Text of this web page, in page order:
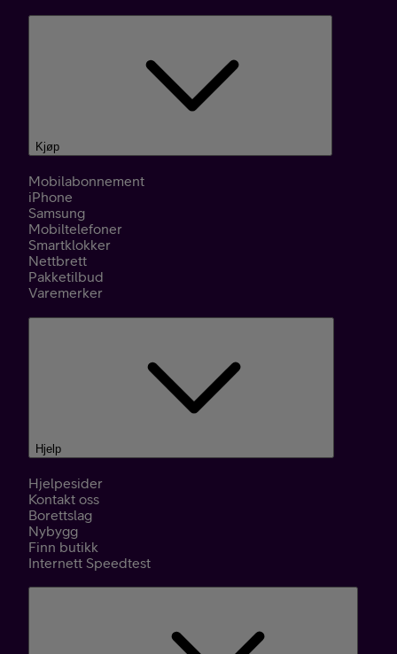
Kjøp
Mobilabonnement
iPhone
Samsung
Mobiltelefoner
Smartklokker
Nettbrett
Pakketilbud
Varemerker
Hjelp
Hjelpesider
Kontakt oss
Borettslag
Nybygg
Finn butikk
Internett Speedtest